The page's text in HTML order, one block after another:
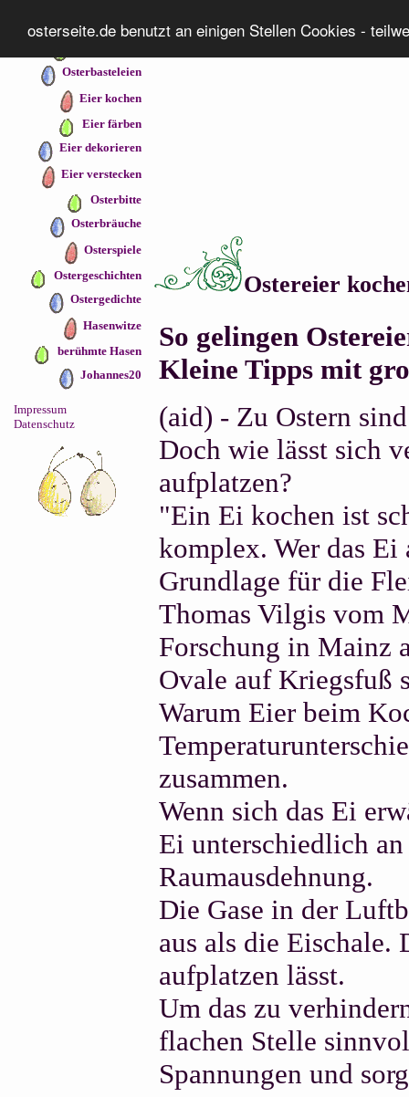
osterseite.de benutzt an einigen Stellen Cookies -
Osterseiten
Osterbasteleien
Eier kochen
Eier färben
Eier dekorieren
Eier verstecken
Osterbitte
Osterbräuche
Osterspiele
Ostergeschichten
Ostergedichte
Hasenwitze
berühmte Hasen
Johannes20
Impressum
Datenschutz
Ostereier
So gelingen
Kleine Tipps mit
(aid) - Zu Ostern
Doch wie lässt sich
aufplatzen?
"Ein Ei kochen ist
komplex. Wer das Ei
Grundlage für die
Thomas Vilgis vom
Forschung in Mainz
Ovale auf Kriegsfuß
Warum Eier beim
zusammen.
Wenn sich das Ei
Ei unterschiedlich
Raumausdehnung.
Die Gase in der
aus als die Eischale.
aufplatzen lässt.
Um das zu
flachen Stelle
Spannungen und